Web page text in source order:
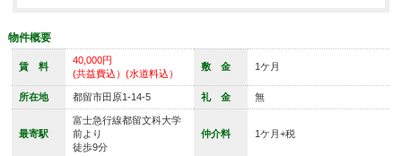
物件概要
賃 料
40,000円
(共益費込）(水道料込）
敷 金 1ケ月
所在地 都留市田原1-14-5 礼 金 無
最寄駅
富士急行線都留文科大学
前より
徒歩9分
仲介料 1ケ月+税